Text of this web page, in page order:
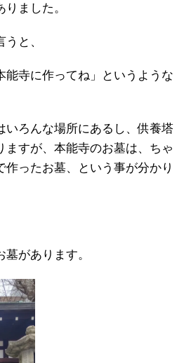
ました。
と、
能寺に作ってね」というような
いろんな場所にあるし、供養塔
ますが、本能寺のお墓は、ちゃ
作ったお墓、という事が分かり
があります。